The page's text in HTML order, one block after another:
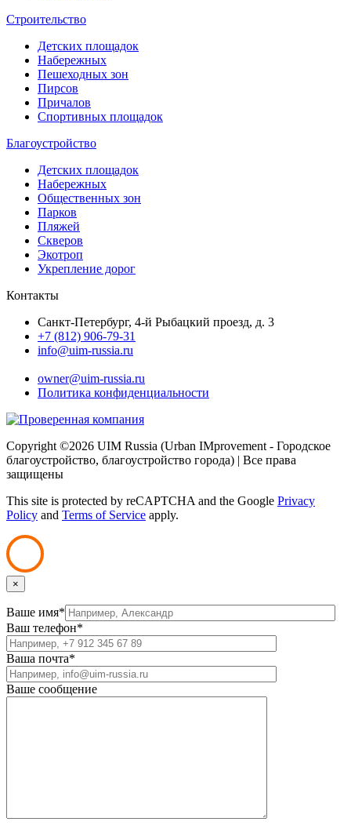
Строительство
Детских площадок
Набережных
Пешеходных зон
Пирсов
Причалов
Спортивных площадок
Благоустройство
Детских площадок
Набережных
Общественных зон
Парков
Пляжей
Скверов
Экотроп
Укрепление дорог
Контакты
Санкт-Петербург, 4-й Рыбацкий проезд, д. 3
+7 (812) 906-79-31
info@uim-russia.ru
owner@uim-russia.ru
Политика конфиденциальности
Copyright ©2026 UIM Russia (Urban IMprovement - Городское
благоустройство, благоустройство города) | Все права
защищены
This site is protected by reCAPTCHA and the Google Privacy
Policy and Terms of Service apply.
×
Ваше имя*
Ваш телефон*
Ваша почта*
Ваше сообщение